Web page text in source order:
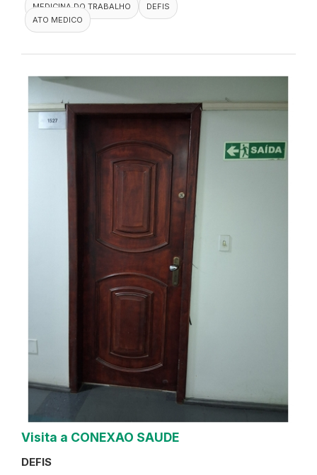
MEDICINA DO TRABALHO
DEFIS
ATO MEDICO
Visita a CONEXAO SAUDE
DEFIS